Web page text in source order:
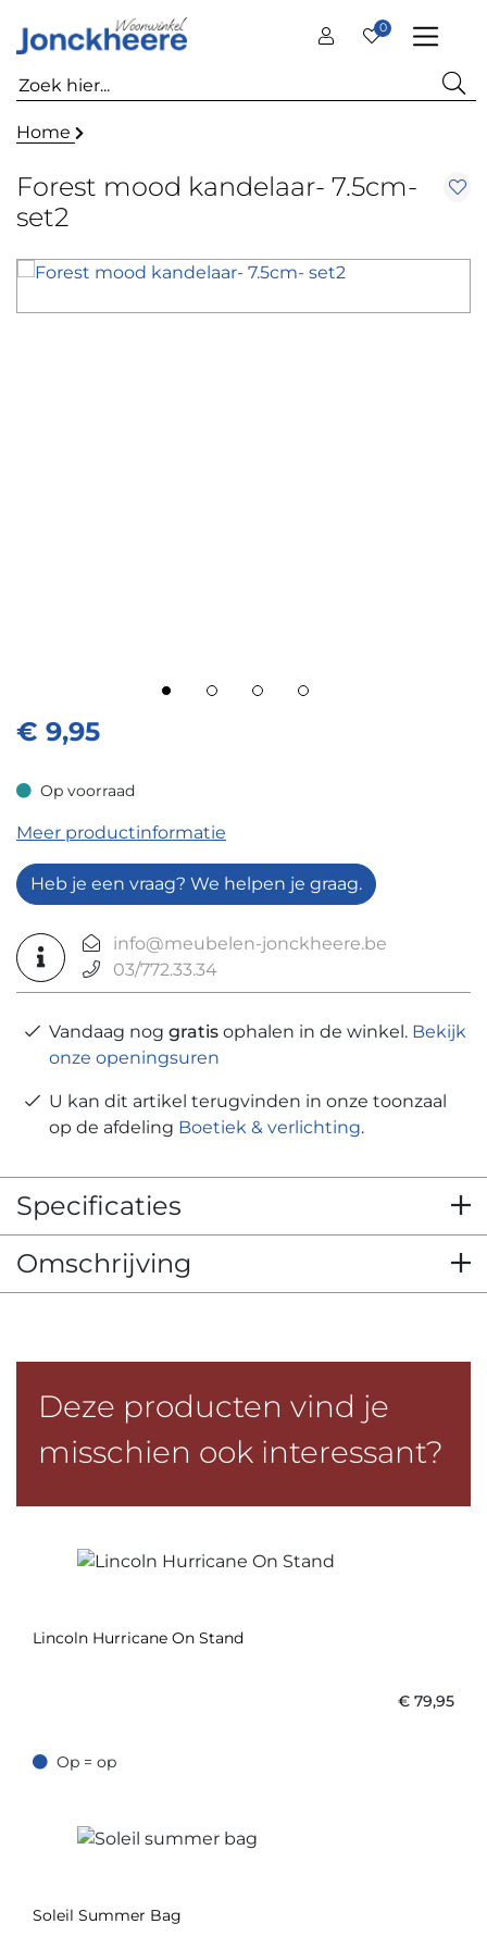
0
Home
Forest mood kandelaar- 7.5cm-
set2
€ 9,95
Op voorraad
Op voorraad
Meer productinformatie
Heb je een vraag? We helpen je graag.
info@meubelen-jonckheere.be
03/772.33.34
Vandaag nog gratis ophalen in de winkel. Bekijk
onze openingsuren
U kan dit artikel terugvinden in onze toonzaal
op de afdeling Boetiek & verlichting.
Specificaties
Omschrijving
Deze producten vind je
misschien ook interessant?
Lincoln Hurricane On Stand
€ 79,95
Op = op
Op = op
Soleil Summer Bag